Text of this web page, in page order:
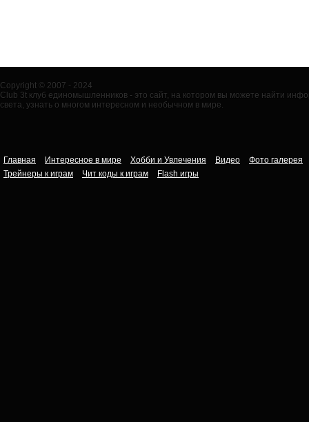
Copyright © 2007 - 2024
Club 3t клуб единомышленников - это сайт, на котором вы можете найти
света, узнать о многом интересном и необычном в мире.
Главная Интересное в мире Хобби и Увлечения Видео
Фото галерея
Трейнеры к играм
Чит коды к играм Flash игры